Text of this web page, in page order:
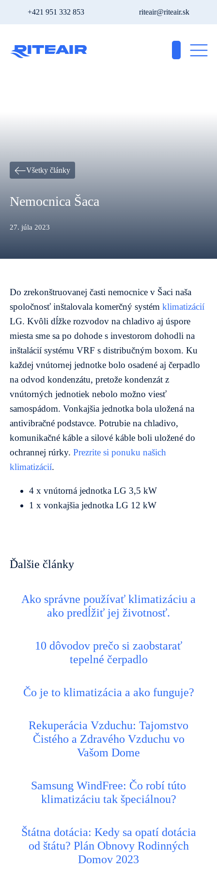
+421 951 332 853 riteair@riteair.sk
Všetky články
Nemocnica Šaca
27. júla 2023
Do zrekonštruovanej časti nemocnice v Šaci naša
spoločnosť inštalovala komerčný systém klimatizácií
LG. Kvôli dĺžke rozvodov na chladivo aj úspore
miesta sme sa po dohode s investorom dohodli na
inštalácií systému VRF s distribučným boxom. Ku
každej vnútornej jednotke bolo osadené aj čerpadlo
na odvod kondenzátu, pretože kondenzát z
vnútorných jednotiek nebolo možno viesť
samospádom. Vonkajšia jednotka bola uložená na
antivibračné podstavce. Potrubie na chladivo,
komunikačné káble a silové káble boli uložené do
ochrannej rúrky. Prezrite si ponuku našich
klimatizácií.
4 x vnútorná jednotka LG 3,5 kW
1 x vonkajšia jednotka LG 12 kW
Ďalšie články
Ako správne používať klimatizáciu a
ako predĺžiť jej životnosť.
10 dôvodov prečo si zaobstarať
tepelné čerpadlo
Čo je to klimatizácia a ako funguje?
Rekuperácia Vzduchu: Tajomstvo
Čistého a Zdravého Vzduchu vo
Vašom Dome
Samsung WindFree: Čo robí túto
klimatizáciu tak špeciálnou?
Štátna dotácia: Kedy sa opatí dotácia
od štátu? Plán Obnovy Rodinných
Domov 2023